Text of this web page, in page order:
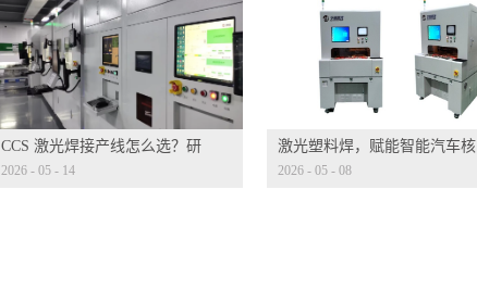
CCS 激光焊接产线怎么选？研
2026 - 05 - 14
激光塑料焊，赋能智能汽车核
2026 - 05 - 08